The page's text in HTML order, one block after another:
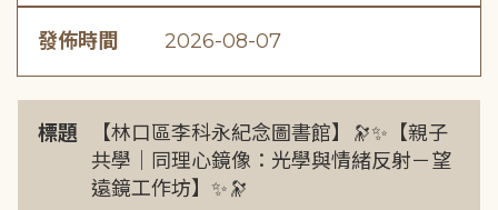
發佈時間 2026-08-07
標題
【林口區李科永紀念圖書館】🔭✨【親子
共學｜同理心鏡像：光學與情緒反射－望
遠鏡工作坊】✨🔭